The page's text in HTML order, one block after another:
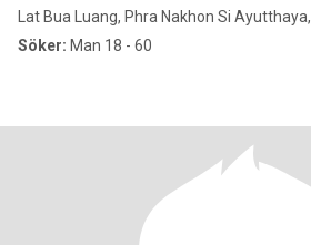
Lat Bua Luang, Phra Nakhon Si
Söker: Man 18 - 60